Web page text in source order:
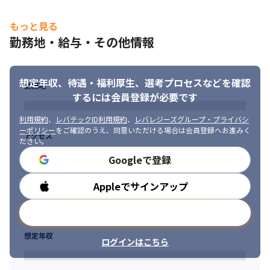
を向上すべく、TOEICのスコアアップを目指した研修を用意する
予定です
＜事業に関して＞
・電動化技術の先駆者として、世界初となる電気自動車（EV）
『リーフ』をはじめとするさまざまなニーズに応じた自動車を提
供しています（※）
・1933年12月の設立以来、「他のやらぬことを、やる」という日
産DNAのもと、高い技術力と品質の高いサービスを提供し続けて
います
■ この仕事の面白み、魅力
・今後さらに需要が高まる、システム/コンポ設計および信頼性保
証に関する業務に関われます
・次世代の新技術開発から車両の立ち上げまでを幅広く担当でき
ます
・技術および製品としての取扱領域が広く、部品開発に終わら
ず、次世代の車両を支える電子技術やシステムに関わることがで
きます
・自己のスキルや経験を活かして自ら主体的に業務を進めて行く
・自動車業界での就業経験
・海外での業務経験
・電気/電子回路を開発した経験
・必須スキルに関する、開発におけるリーダー経験
・何事からも学ぶ姿勢や意欲があり、初めてのことでも臆せず挑
戦できる方
・困難な課題にもあきらめることなく、取り組みを継続できる方
・異なる文化や意見を受け入れながら、積極的にコミュニケーシ
ョンを図れる方
・相手の理解度を計り、共通認識になるまで論議を進めることが
できる方
もっと見る
勤務地・給与・その他情報
想定年収、待遇・福利厚生、 選考プロセスなどを確認
するには会員登録が必要です
利用規約、 レバテックID利用規約、
レバレジーズグループ・プライバシ
ーポリシーをご確認のうえ、同意いただける場合は会員登録へお進みく
ださい。
Googleで登録
Appleでサインアップ
ログインはこちら
勤務地
アクセス
勤務時間
想定年収